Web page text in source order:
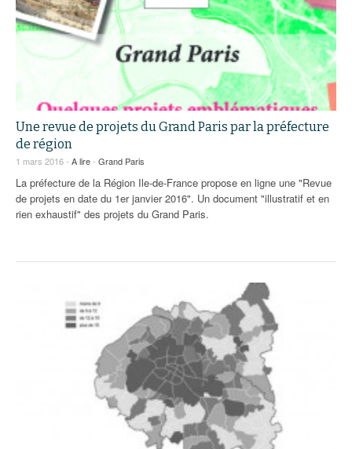
Une revue de projets du Grand Paris par la préfecture
de région
1 mars 2016 - A lire- Grand Paris
La préfecture de la Région Ile-de-France propose en ligne une "Revue
de projets en date du 1er janvier 2016". Un document "illustratif et en
rien exhaustif" des projets du Grand Paris.